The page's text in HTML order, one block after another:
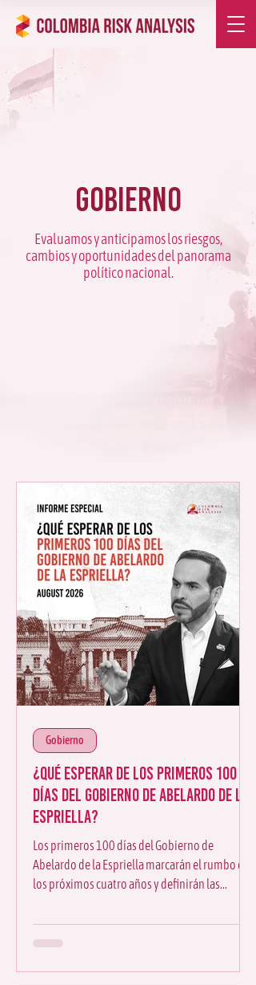
Gobierno
Evaluamos y anticipamos los riesgos,
cambios y oportunidades del panorama
político nacional.
¿Qué esperar de los primeros 100
días del Gobierno de Abelardo de la
Espriella?
Los primeros 100 días del Gobierno de
Abelardo de la Espriella marcarán el rumbo de
los próximos cuatro años y definirán las
seguridad, economía, salud, política exterior y
reforma del Estado.
Gobierno